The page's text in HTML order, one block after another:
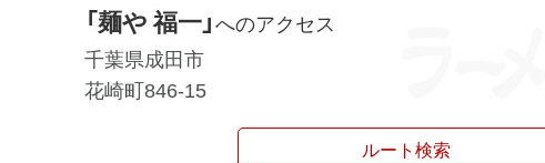
「麺や 福一」へのアクセス
千葉県成田市
花崎町846-15
ルート検索